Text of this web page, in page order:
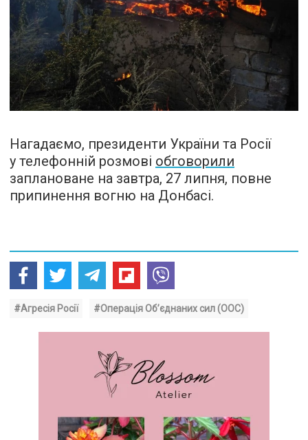
Нагадаємо, президенти України та Росії
у телефонній розмові обговорили
заплановане на завтра, 27 липня, повне
припинення вогню на Донбасі.
#Агресія Росії #Операція Об’єднаних сил (ООС)